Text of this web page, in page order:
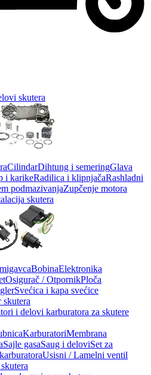
skutera
CilindarDihtung i semeringGlava
i karikeRadilica i klipnjačaRashladni
podmazivanjaZupčenje motora
skutera
BobinaElektronika
Osigurač / OtpornikPloča
Svećica i kapa svećice
skutera
KarburatoriMembrana
Sajle gasaSaug i deloviSet za
Usisni / Lamelni ventil